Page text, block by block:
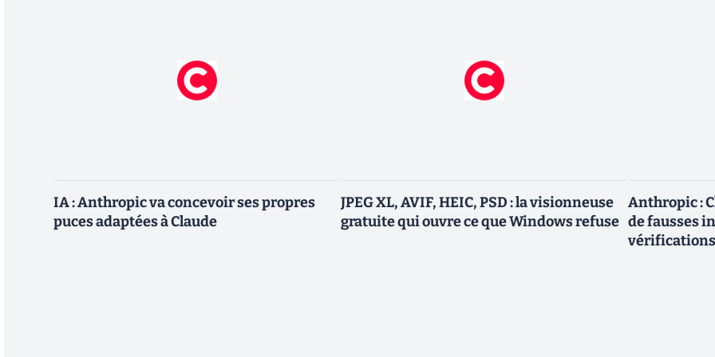
IA : Anthropic va concevoir ses propres
puces adaptées à Claude
JPEG XL, AVIF, HEIC, PSD : la visionneuse
gratuite qui ouvre ce que Windows refuse
Anthropic :
de fausses